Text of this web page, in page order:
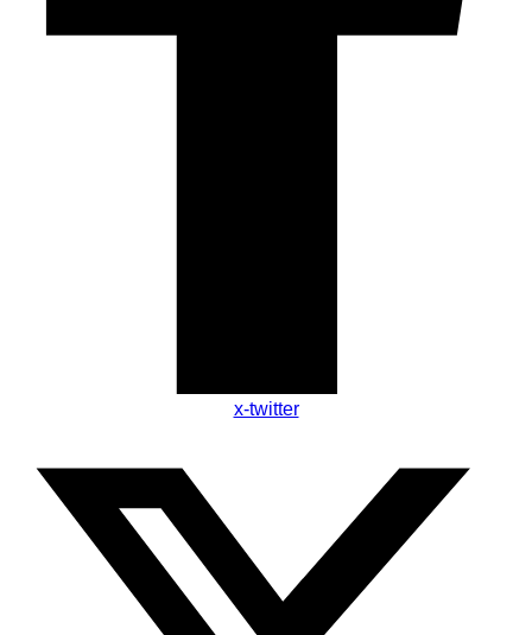
x-twitter